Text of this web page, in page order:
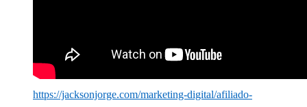
https://jacksonjorge.com/marketing-digital/afiliado-